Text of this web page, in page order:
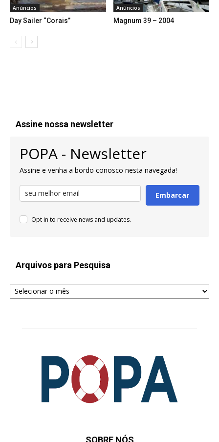
Anúncios
Day Sailer “Corais”
Anúncios
Magnum 39 – 2004
Assine nossa newsletter
POPA - Newsletter
Assine e venha a bordo conosco nesta navegada!
Embarcar
Opt in to receive news and updates.
Arquivos para Pesquisa
Arquivos
para